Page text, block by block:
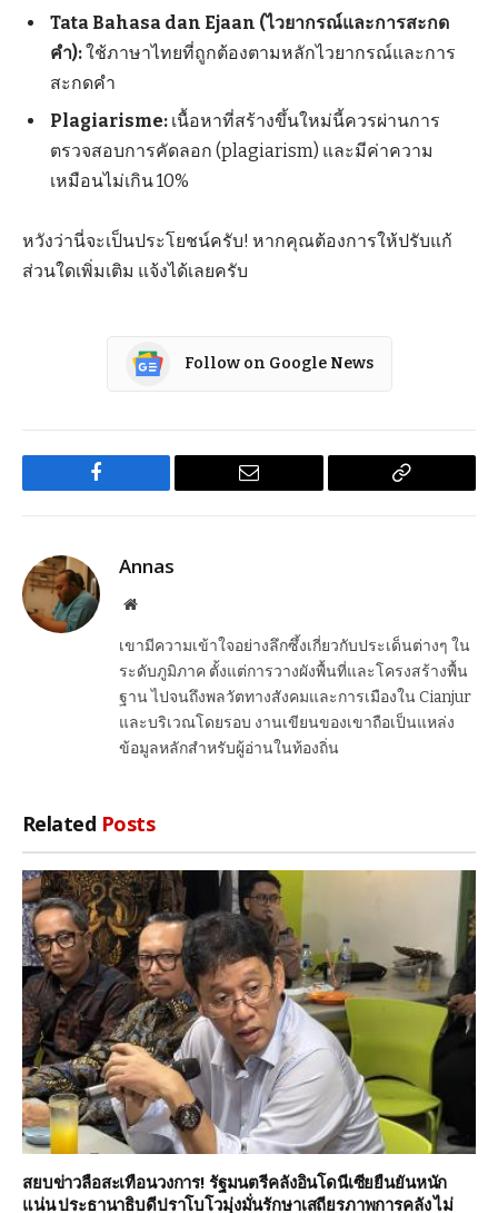
Tata Bahasa dan Ejaan (ไวยากรณ์และการสะกด
คำ):ใช้ภาษาไทยที่ถูกต้องตามหลักไวยากรณ์และการ
สะกดคำ
Plagiarisme: เนื้อหาที่สร้างขึ้นใหม่นี้ควรผ่านการ
ตรวจสอบการคัดลอก (plagiarism) และมีค่าความ
เหมือนไม่เกิน 10%
หวังว่านี่จะเป็นประโยชน์ครับ! หากคุณต้องการให้ปรับแก้
ส่วนใดเพิ่มเติม แจ้งได้เลยครับ
Follow on Google News
Facebook Email
Copy
Annas
Website
เขามีความเข้าใจอย่างลึกซึ้งเกี่ยวกับประเด็นต่างๆ ใน
ระดับภูมิภาค ตั้งแต่การวางผังพื้นที่และโครงสร้างพื้น
ฐาน ไปจนถึงพลวัตทางสังคมและการเมืองใน Cianjur
และบริเวณโดยรอบ งานเขียนของเขาถือเป็นแหล่ง
ข้อมูลหลักสำหรับผู้อ่านในท้องถิ่น
Related Posts
สยบข่าวลือสะเทือนวงการ! รัฐมนตรีคลังอินโดนีเซียยืนยันหนัก
แน่น ประธานาธิบดีปราโบโวมุ่งมั่นรักษาเสถียรภาพการคลัง ไม่